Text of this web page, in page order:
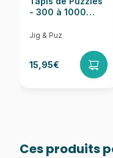
- 300 à 1000
Jig & Puz
15,95€
Ces produits